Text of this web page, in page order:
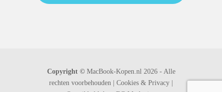
Copyright ©MacBook-Kopen.nl 2026 - Alle
rechten voorbehouden | Cookies & Privacy |